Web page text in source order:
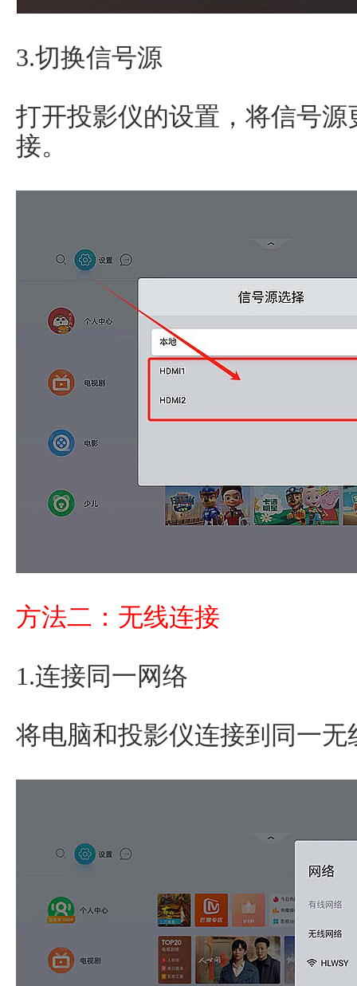
3.切换信号源
打开投影仪的设置，将信号
接。
方法二：无线连接
1.连接同一网络
将电脑和投影仪连接到同一无